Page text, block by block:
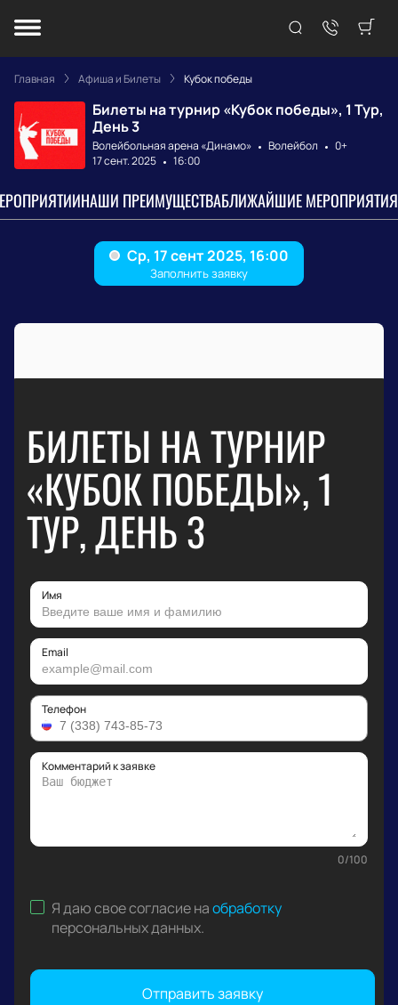
Главная Афиша и Билеты Кубок победы
Билеты на турнир «Кубок победы», 1 Тур,
День 3
Волейбольная арена «Динамо» Волейбол
0+
17 сент. 2025
16:00
НАШИ ПРЕИМУЩЕСТВАБЛИЖАЙШИЕ МЕРОПРИЯТИЯ
БИЛЕТЫ НА ТУРНИР
«КУБОК ПОБЕДЫ», 1
ТУР, ДЕНЬ 3
Имя
Email
Телефон
Комментарий к заявке
0/100
Я даю свое согласие наобработку
персональных данных.
Отправить заявку